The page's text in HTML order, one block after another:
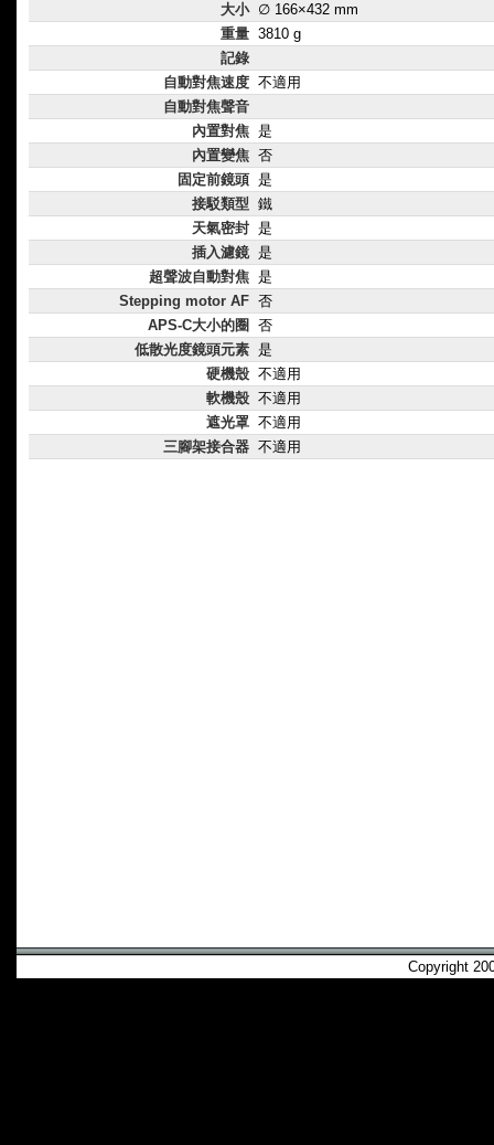
大小 ∅ 166×432 mm
重量 3810 g
記錄
自動對焦速度 不適用
自動對焦聲音
內置對焦 是
內置變焦 否
固定前鏡頭 是
接駁類型 鐵
天氣密封 是
插入濾鏡 是
超聲波自動對焦 是
Stepping motor AF 否
APS-C大小的圈
否
低散光度鏡頭元素 是
硬機殼 不適用
軟機殼 不適用
遮光罩 不適用
三腳架接合器 不適用
Copyright